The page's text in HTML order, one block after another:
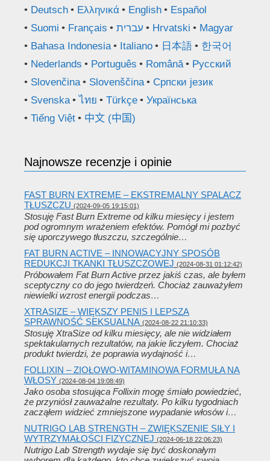
Deutsch
Ελληνικά English
Español
Suomi
Français עברית Hrvatski
Magyar
Bahasa Indonesia
Italiano 日本語
한국어
Nederlands
Português Română
Русский
Slovenčina
Slovenščina
Српски језик
Svenska
ไทย Türkçe
Українська
Tiếng Việt
中文 (中国)
Najnowsze recenzje i opinie
FAST BURN EXTREME – EKSTREMALNY SPALACZ
TŁUSZCZU (2024-09-05 19:15:01)
Stosuję Fast Burn Extreme od kilku miesięcy i jestem
pod ogromnym wrażeniem efektów. Pomógł mi pozbyć
się uporczywego tłuszczu, szczególnie…
FAT BURN ACTIVE – INNOWACYJNY SPOSÓB
REDUKCJI TKANKI TŁUSZCZOWEJ (2024-08-31 01:12:42)
Próbowałem Fat Burn Active przez jakiś czas, ale byłem
sceptyczny co do jego twierdzeń. Chociaż zauważyłem
niewielki wzrost energii podczas…
XTRASIZE – WIĘKSZY PENIS I LEPSZA
SPRAWNOŚĆ SEKSUALNA (2024-08-22 21:10:33)
Stosuję XtraSize od kilku miesięcy, ale nie widziałem
spektakularnych rezultatów, na jakie liczyłem. Chociaż
produkt twierdzi, że poprawia wydajność i…
FOLLIXIN – ZIOŁOWO-WITAMINOWA FORMUŁA NA
WŁOSY (2024-08-04 19:08:49)
Jako osoba stosująca Follixin mogę śmiało powiedzieć,
że przyniósł zauważalne rezultaty. Po kilku tygodniach
zacząłem widzieć zmniejszone wypadanie włosów i…
NUTRIGO LAB STRENGTH – ZWIĘKSZENIE SIŁY I
WYTRZYMAŁOŚCI FIZYCZNEJ (2024-06-18 22:06:23)
Nutrigo Lab Strength wydaje się być doskonałym